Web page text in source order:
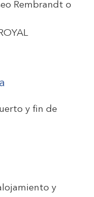
Rembrandt o
y fin de
y